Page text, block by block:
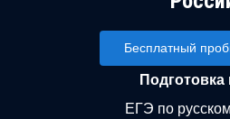
Бесплатный
Подготовка
ЕГЭ по